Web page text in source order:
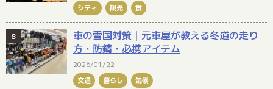
シティ
観光 食
車の雪国対策｜元車屋が教える冬道の走り
方・防錆・必携アイテム
2026/01/22
交通
暮らし 気候